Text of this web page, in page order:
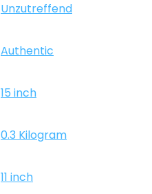
‎Unzutreffend
‎Authentic
‎15 inch
‎0.3 Kilogram
‎11 inch